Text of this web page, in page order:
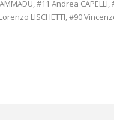
#11 Andrea CAPELLI,
LISCHETTI, #90